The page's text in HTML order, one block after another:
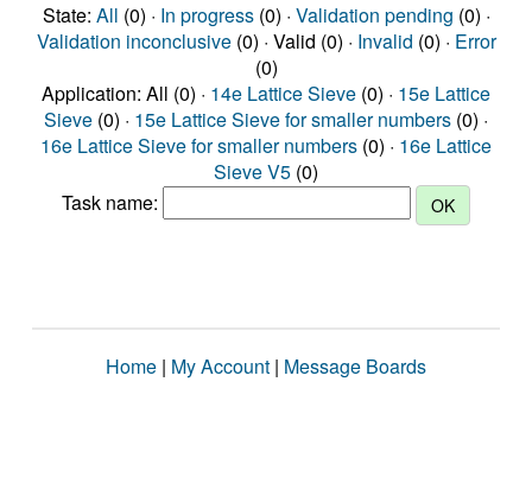
State: All (0) · In progress(0) · Validation pending (0) ·
Validation inconclusive(0) · Valid (0) · Invalid (0) · Error
(0)
Application: All (0) · 14e Lattice Sieve (0) · 15e Lattice
Sieve (0) · 15e Lattice Sieve for smaller numbers (0) ·
16e Lattice Sieve for smaller numbers (0) · 16e Lattice
Sieve V5 (0)
Task name:
Home | My Account | Message Boards